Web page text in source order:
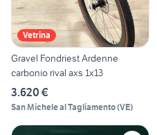
Vetrina
Gravel Fondriest Ardenne
carbonio rival axs 1x13
3.620 €
San Michele al Tagliamento(VE)